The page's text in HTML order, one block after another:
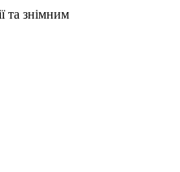
та знімним